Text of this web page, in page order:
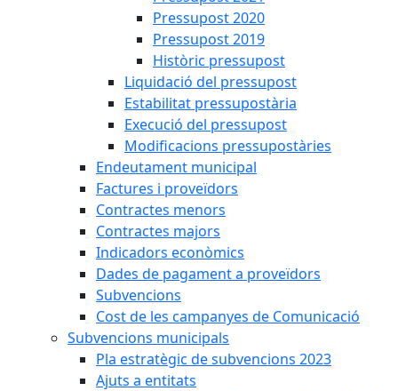
Pressupost 2020
Pressupost 2019
Històric pressupost
Liquidació del pressupost
Estabilitat pressupostària
Execució del pressupost
Modificacions pressupostàries
Endeutament municipal
Factures i proveïdors
Contractes menors
Contractes majors
Indicadors econòmics
Dades de pagament a proveïdors
Subvencions
Cost de les campanyes de Comunicació
Subvencions municipals
Pla estratègic de subvencions 2023
Ajuts a entitats